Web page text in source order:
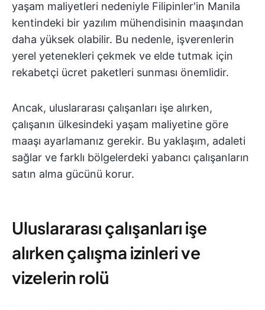
yaşam maliyetleri nedeniyle Filipinler'in Manila
kentindeki bir yazılım mühendisinin maaşından
daha yüksek olabilir. Bu nedenle, işverenlerin
yerel yetenekleri çekmek ve elde tutmak için
rekabetçi ücret paketleri sunması önemlidir.
Ancak, uluslararası çalışanları işe alırken,
çalışanın ülkesindeki yaşam maliyetine göre
maaşı ayarlamanız gerekir. Bu yaklaşım, adaleti
sağlar ve farklı bölgelerdeki yabancı çalışanların
satın alma gücünü korur.
Uluslararası çalışanları işe
alırken çalışma izinleri ve
vizelerin rolü